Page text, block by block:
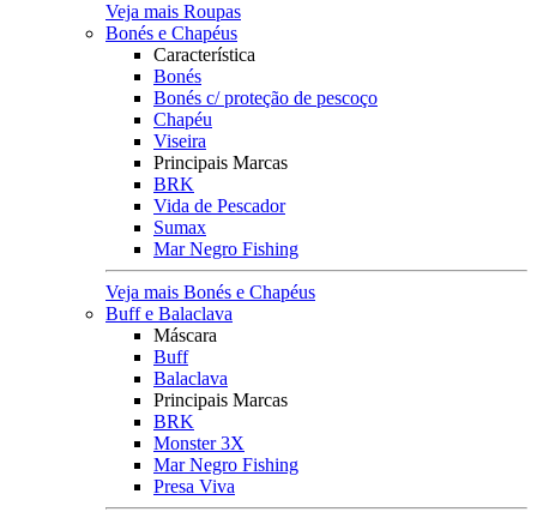
Veja mais Roupas
Bonés e Chapéus
Característica
Bonés
Bonés c/ proteção de pescoço
Chapéu
Viseira
Principais Marcas
BRK
Vida de Pescador
Sumax
Mar Negro Fishing
Veja mais Bonés e Chapéus
Buff e Balaclava
Máscara
Buff
Balaclava
Principais Marcas
BRK
Monster 3X
Mar Negro Fishing
Presa Viva